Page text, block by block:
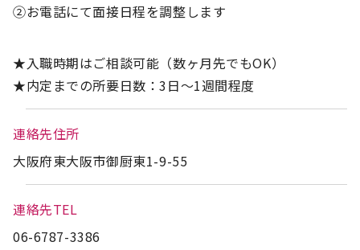
②お電話にて面接日程を調整します
★入職時期はご相談可能（数ヶ月先でもOK）
★内定までの所要日数：3日～1週間程度
連絡先住所
大阪府東大阪市御厨東1-9-55
連絡先TEL
06-6787-3386